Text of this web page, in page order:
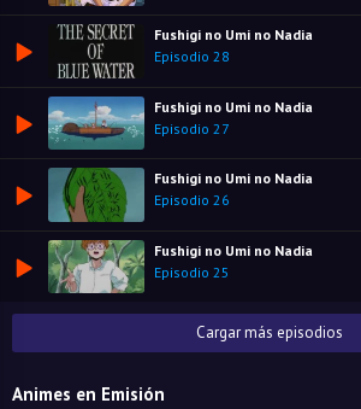
Fushigi no Umi no Nadia
Episodio 28
Fushigi no Umi no Nadia
Episodio 27
Fushigi no Umi no Nadia
Episodio 26
Fushigi no Umi no Nadia
Episodio 25
Cargar más episodios
Animes en Emisión